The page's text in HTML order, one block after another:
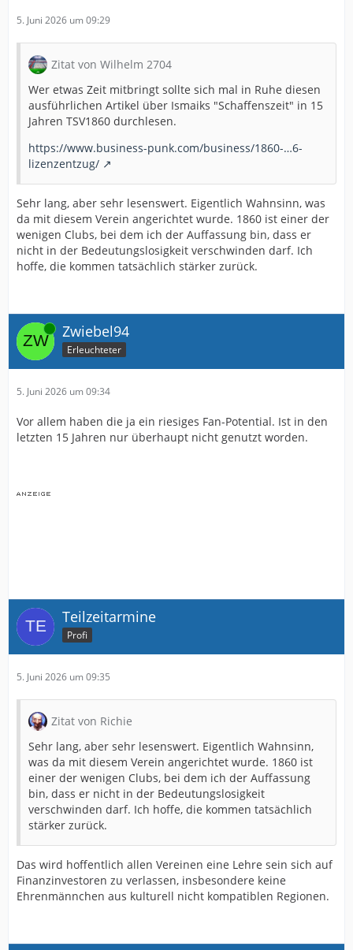
5. Juni 2026 um 09:29
Zitat von Wilhelm 2704
Wer etwas Zeit mitbringt sollte sich mal in Ruhe diesen
ausführlichen Artikel über Ismaiks "Schaffenszeit" in 15
Jahren TSV1860 durchlesen.
https://www.business-punk.com/business/1860-…6-
lizenzentzug/
Sehr lang, aber sehr lesenswert. Eigentlich Wahnsinn, was
da mit diesem Verein angerichtet wurde. 1860 ist einer der
wenigen Clubs, bei dem ich der Auffassung bin, dass er
nicht in der Bedeutungslosigkeit verschwinden darf. Ich
hoffe, die kommen tatsächlich stärker zurück.
Online Zwiebel94
Erleuchteter
5. Juni 2026 um 09:34
Vor allem haben die ja ein riesiges Fan-Potential. Ist in den
letzten 15 Jahren nur überhaupt nicht genutzt worden.
Teilzeitarmine
Profi
5. Juni 2026 um 09:35
Zitat von Richie
Sehr lang, aber sehr lesenswert. Eigentlich Wahnsinn,
was da mit diesem Verein angerichtet wurde. 1860 ist
einer der wenigen Clubs, bei dem ich der Auffassung
bin, dass er nicht in der Bedeutungslosigkeit
verschwinden darf. Ich hoffe, die kommen tatsächlich
stärker zurück.
Das wird hoffentlich allen Vereinen eine Lehre sein sich auf
Finanzinvestoren zu verlassen, insbesondere keine
Ehrenmännchen aus kulturell nicht kompatiblen Regionen.